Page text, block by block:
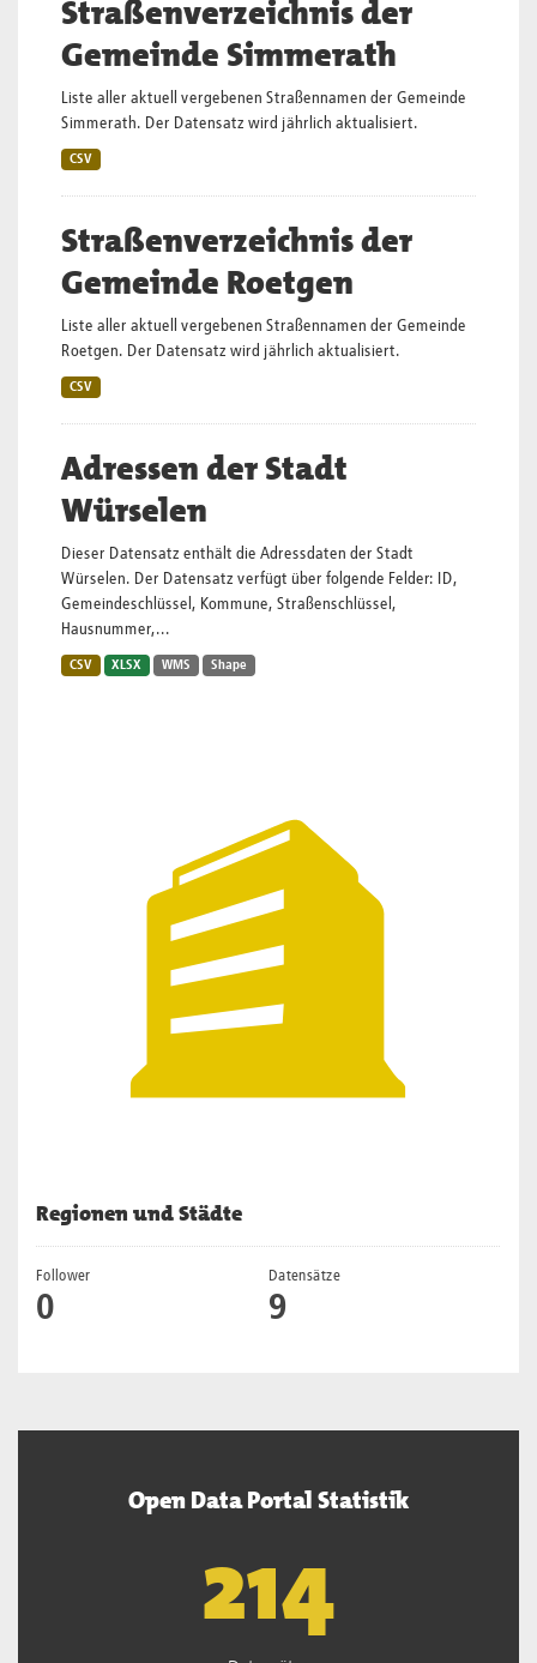
Regionen und Städte
Follower
0
Datensätze
9
Straßenverzeichnis der
Gemeinde Simmerath
Liste aller aktuell vergebenen Straßennamen der Gemeinde
Simmerath. Der Datensatz wird jährlich aktualisiert.
CSV
Straßenverzeichnis der
Gemeinde Roetgen
Liste aller aktuell vergebenen Straßennamen der Gemeinde
Roetgen. Der Datensatz wird jährlich aktualisiert.
CSV
Adressen der Stadt
Würselen
Dieser Datensatz enthält die Adressdaten der Stadt
Würselen. Der Datensatz verfügt über folgende Felder: ID,
Gemeindeschlüssel, Kommune, Straßenschlüssel,
Hausnummer,...
CSV XLSX WMS Shape
Open Data Portal Statistik
218